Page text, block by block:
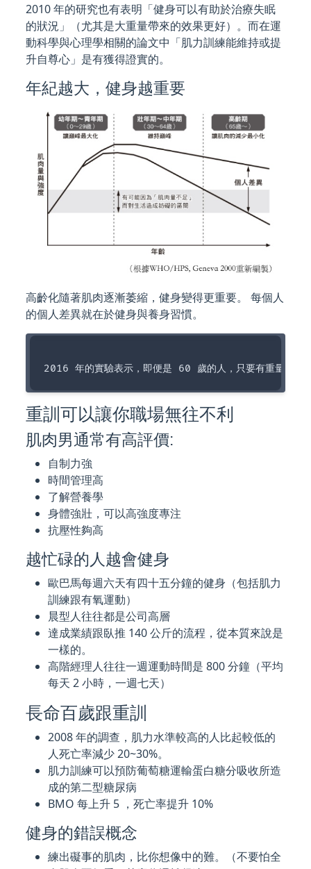
2010 年的研究也有表明「健身可以有助於治療失眠
的狀況」（尤其是大重量帶來的效果更好）。而在運
動科學與心理學相關的論文中「肌力訓練能維持或提
升自尊心」是有獲得證實的。
年紀越大，健身越重要
高齡化隨著肌肉逐漸萎縮，健身變得更重要。 每個人
的個人差異就在於健身與養身習慣。
重訓可以讓你職場無往不利
肌肉男通常有高評價:
自制力強
時間管理高
了解營養學
身體強壯，可以高強度專注
抗壓性夠高
越忙碌的人越會健身
歐巴馬每週六天有四十五分鐘的健身（包括肌力
訓練跟有氧運動）
晨型人往往都是公司高層
達成業績跟臥推 140 公斤的流程，從本質來說是
一樣的。
高階經理人往往一週運動時間是 800 分鐘（平均
每天 2 小時，一週七天）
長命百歲跟重訓
2008 年的調查，肌力水準較高的人比起較低的
人死亡率減少 20~30%。
肌力訓練可以預防葡萄糖運輸蛋白糖分吸收所造
成的第二型糖尿病
BMO 每上升 5 ，死亡率提升 10%
健身的錯誤概念
練出礙事的肌肉，比你想像中的難。（不要怕全